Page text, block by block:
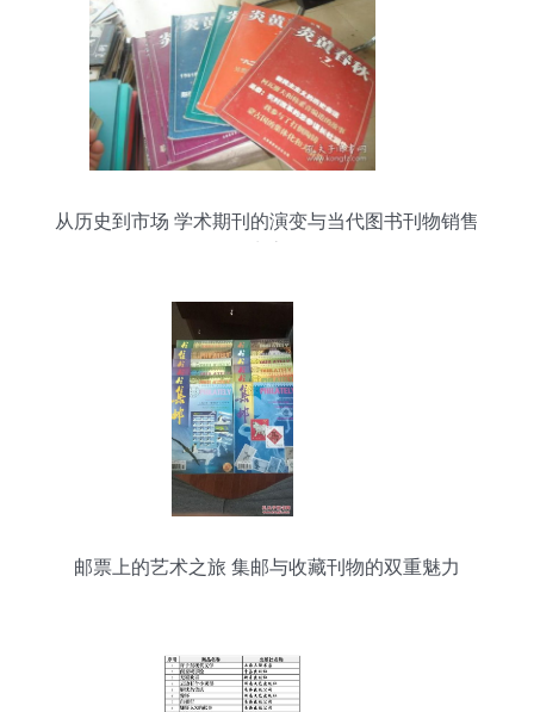
从历史到市场 学术期刊的演变与当代图书刊物销售
邮票上的艺术之旅 集邮与收藏刊物的双重魅力